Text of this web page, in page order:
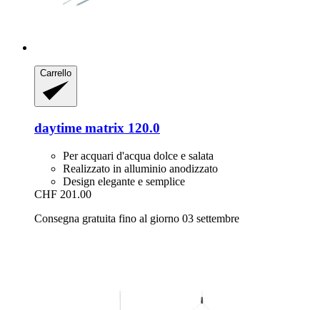
Carrello
daytime matrix 120.0
Per acquari d'acqua dolce e salata
Realizzato in alluminio anodizzato
Design elegante e semplice
CHF 201.00
Consegna gratuita fino al giorno 03 settembre